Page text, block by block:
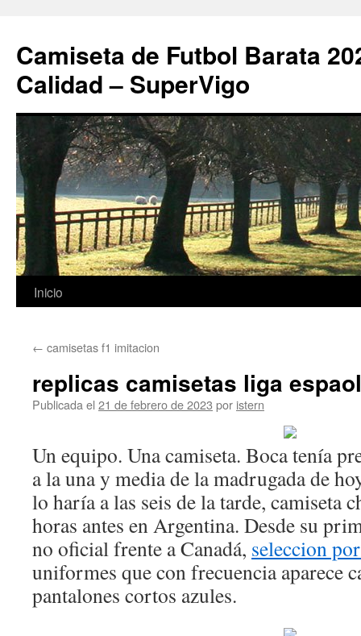
Camiseta de Futbol Barata
Calidad – SuperVigo
Saltar
contenido
Inicio
← camisetas f1 imitacion
replicas camisetas liga
Publicada el 21 de febrero de 2023 por istern
Un equipo. Una camiseta. Boca tenía
a la una y media de la madrugada de
lo haría a las seis de la tarde, camiseta
horas antes en Argentina. Desde su
no oficial frente a Canadá, seleccion
uniformes que con frecuencia aparece
pantalones cortos azules.